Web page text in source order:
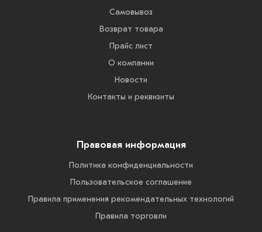
Самовывоз
Возврат товара
Прайс лист
О компании
Новости
Контакты и реквизиты
Правовая информация
Политика конфиденциальности
Пользовательское соглашение
Правила применения рекомендательных технологий
Правила торговли